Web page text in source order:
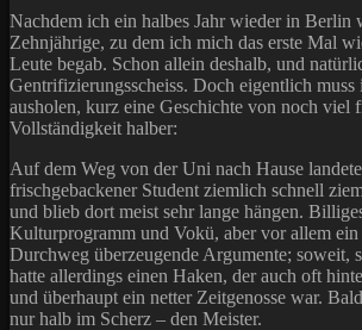
Nachdem ich ein halbes Jahr wieder in Berlin
Zehnjährige, zu dem ich mich das erste Mal
Leute begab. Schon allein deshalb, und
Gentrifizierungsscheiss. Doch eigentlich
ausholen, kurz eine Geschichte von noch viel
Vollständigkeit halber:
Auf dem Weg von der Uni nach Hause
frischgebackener Student ziemlich schnell
und blieb dort meist sehr lange hängen.
Kulturprogramm und Vokü, aber vor allem
Durchweg überzeugende Argumente; soweit,
hatte allerdings einen Haken, der auch oft
und überhaupt ein netter Zeitgenosse war.
nur halb im Scherz – den Meister.